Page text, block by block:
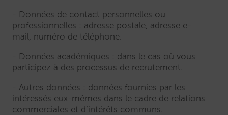
Données de contact personnelles ou
professionnelles : adresse postale, adresse e-
mail, numéro de téléphone.
Données académiques : dans le cas où vous
participez à des processus de recrutement.
Autres données : données fournies par les
intéressés eux-mêmes dans le cadre de relations
commerciales et d’intérêts communs.